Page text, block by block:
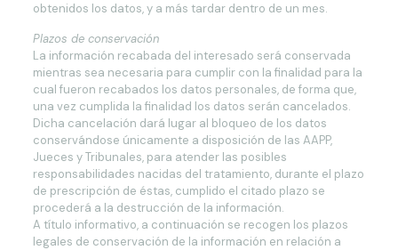
obtenidos los datos, y a más tardar dentro de un mes.
Plazos de conservación
La información recabada del interesado será conservada
mientras sea necesaria para cumplir con la finalidad para la
cual fueron recabados los datos personales, de forma que,
una vez cumplida la finalidad los datos serán cancelados.
Dicha cancelación dará lugar al bloqueo de los datos
conservándose únicamente a disposición de las AAPP,
Jueces y Tribunales, para atender las posibles
responsabilidades nacidas del tratamiento, durante el plazo
de prescripción de éstas, cumplido el citado plazo se
procederá a la destrucción de la información.
A título informativo, a continuación se recogen los plazos
legales de conservación de la información en relación a